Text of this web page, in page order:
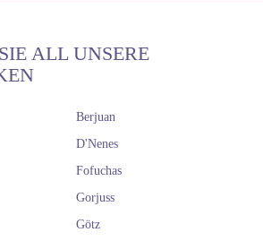
ALL UNSERE
Berjuan
D'Nenes
Fofuchas
Gorjuss
Götz